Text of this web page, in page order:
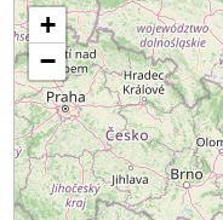
+
−